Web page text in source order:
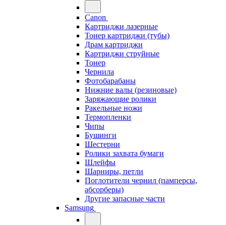
Canon
Картриджи лазерные
Тонер картриджи (тубы)
Драм картриджи
Картриджи струйные
Тонер
Чернила
Фотобарабаны
Нижние валы (резиновые)
Заряжающие ролики
Ракельные ножи
Термопленки
Чипы
Бушинги
Шестерни
Ролики захвата бумаги
Шлейфы
Шарниры, петли
Поглотители чернил (памперсы,
абсорберы)
Другие запасные части
Samsung